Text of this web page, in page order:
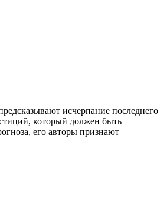
исчерпание последнего
который должен быть
его авторы признают